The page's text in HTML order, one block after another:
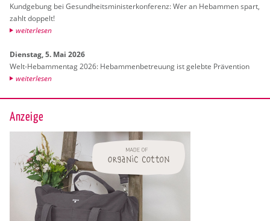
Kund­ge­bung bei Ge­sund­heits­mi­nis­ter­kon­fe­renz: Wer an Heb­am­men spart,
zahlt dop­pelt!
wei­ter­le­sen
Diens­tag, 5. Mai 2026
Welt-Heb­am­men­tag 2026: Heb­am­men­be­treu­ung ist ge­leb­te Prä­ven­ti­on
wei­ter­le­sen
Anzeige